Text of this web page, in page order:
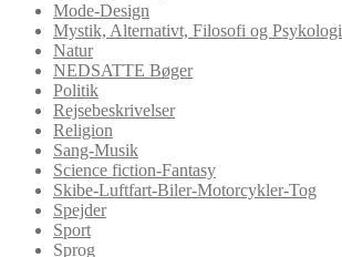
Mode-Design
Mystik, Alternativt, Filosofi og Psykologi
Natur
NEDSATTE Bøger
Politik
Rejsebeskrivelser
Religion
Sang-Musik
Science fiction-Fantasy
Skibe-Luftfart-Biler-Motorcykler-Tog
Spejder
Sport
Sprog